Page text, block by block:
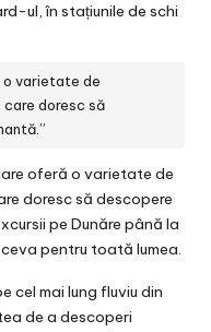
ul, în stațiunile de schi
o varietate de
doresc să
oferă o varietate de
doresc să descopere
pe Dunăre până la
pentru toată lumea.
cel mai lung fluviu din
de a descoperi